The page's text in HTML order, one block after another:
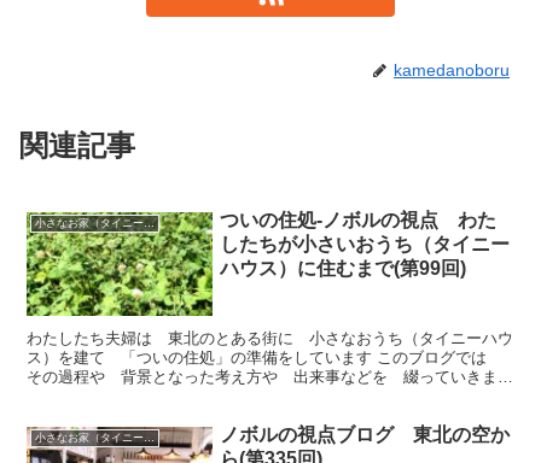
kamedanoboru
関連記事
小さなお家（タイニーハウス）で暮らす
ついの住処-ノボルの視点 わた
したちが小さいおうち（タイニー
ハウス）に住むまで(第99回)
わたしたち夫婦は 東北のとある街に 小さなおうち（タイニーハウ
ス）を建て 「ついの住処」の準備をしています このブログでは
その過程や 背景となった考え方や 出来事などを 綴っていきま
小さなお家（タイニーハウス）で暮らす
ノボルの視点ブログ 東北の空か
ら(第335回)